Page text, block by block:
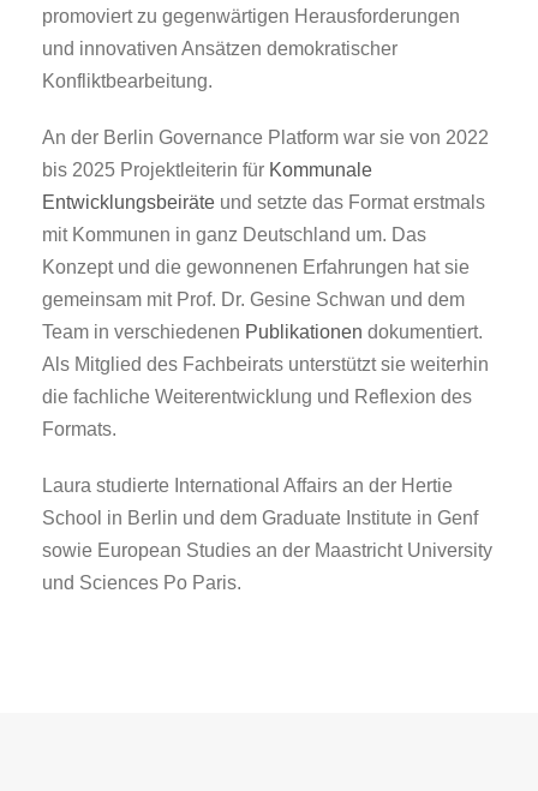
promoviert zu gegenwärtigen Herausforderungen
und innovativen Ansätzen demokratischer
Konfliktbearbeitung.
An der Berlin Governance Platform war sie von 2022
bis 2025 Projektleiterin für Kommunale
Entwicklungsbeiräte und setzte das Format erstmals
mit Kommunen in ganz Deutschland um. Das
Konzept und die gewonnenen Erfahrungen hat sie
gemeinsam mit Prof. Dr. Gesine Schwan und dem
Team in verschiedenen Publikationen dokumentiert.
Als Mitglied des Fachbeirats unterstützt sie weiterhin
die fachliche Weiterentwicklung und Reflexion des
Formats.
Laura studierte International Affairs an der Hertie
School in Berlin und dem Graduate Institute in Genf
sowie European Studies an der Maastricht University
und Sciences Po Paris.